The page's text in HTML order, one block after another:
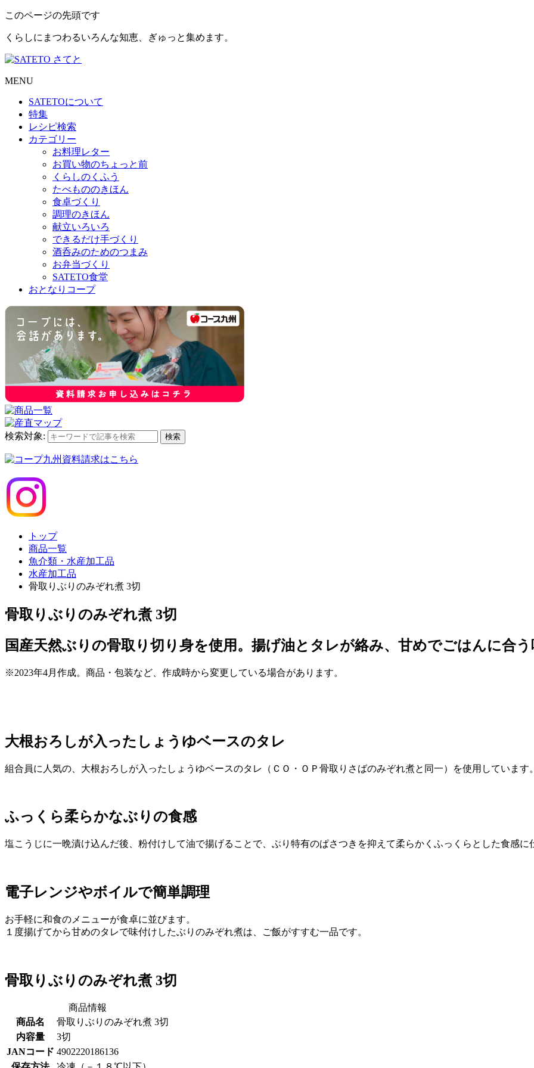
このページの先頭です
くらしにまつわるいろんな知恵、ぎゅっと集めます。
MENU
SATETOについて
特集
レシピ検索
カテゴリー
お料理レター
お買い物のちょっと前
くらしのくふう
たべもののきほん
食卓づくり
調理のきほん
献立いろいろ
できるだけ手づくり
酒呑みのためのつまみ
お弁当づくり
SATETO食堂
おとなりコープ
検索対象: 検索
トップ
商品一覧
魚介類・水産加工品
水産加工品
骨取りぶりのみぞれ煮 3切
骨取りぶりのみぞれ煮 3切
国産天然ぶりの骨取り切り身を使用。揚げ油とタレが絡み、甘めでごはんに合
※2023年4月作成。商品・包装など、作成時から変更している場合があります。
大根おろしが入ったしょうゆベースのタレ
組合員に人気の、大根おろしが入ったしょうゆベースのタレ（ＣＯ・ＯＰ骨取りさばのみぞれ煮と同一）を使用しています。
ふっくら柔らかなぶりの食感
塩こうじに一晩漬け込んだ後、粉付けして油で揚げることで、ぶり特有のぱさつきを抑えて柔らかくふっくらとした食感に
電子レンジやボイルで簡単調理
お手軽に和食のメニューが食卓に並びます。
１度揚げてから甘めのタレで味付けしたぶりのみぞれ煮は、ご飯がすすむ一品です。
骨取りぶりのみぞれ煮 3切
商品情報
商品名
骨取りぶりのみぞれ煮 3切
内容量
3切
JANコード 4902220186136